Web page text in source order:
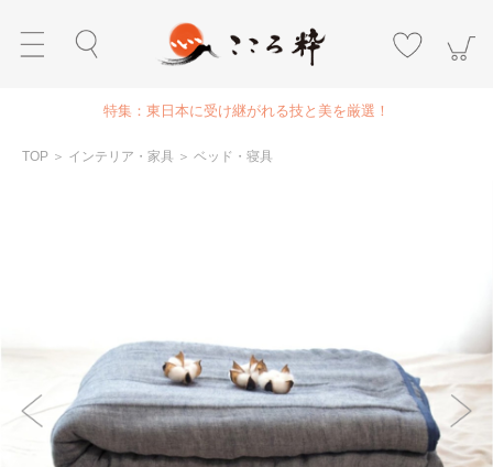
特集：東日本に受け継がれる技と美を厳選！
TOP ＞ インテリア・家具 ＞ ベッド・寝具